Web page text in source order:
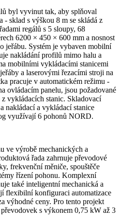
byl vyvinut tak, aby splňoval
- sklad s výškou 8 m se skládá z
regálů s 5 sloupy, 68
6200 × 450 × 600 mm a nosnost
jeřábu. Systém je vybaven mobilní
nakládání profilů mimo halu a
mobilními vykládacími stanicemi
a laserovými řezacími stroji na
pracuje v automatickém režimu -
ovládacím panelu, jsou požadované
vykládacích stanic. Skladovací
nakládací a vykládací stanice
využívají 6 pohonů NORD.
ve výrobě mechanických a
řada zahrnuje převodové
frekvenční měniče, spouštěče
řízení pohonu. Komplexní
také inteligentní mechanická a
flexibilní konfiguraci automatizace
výhodné ceny. Pro tento projekt
s výkonem 0,75 kW až 3